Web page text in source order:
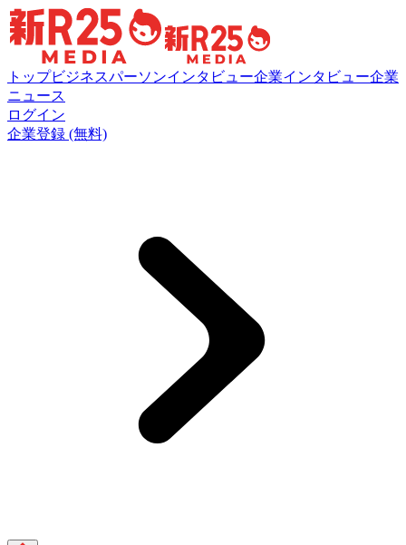
トップビジネスパーソンインタビュー企業インタビュー企業
ニュース
ログイン
企業登録 (無料)